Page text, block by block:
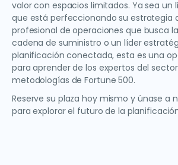
valor con espacios limitados. Ya sea un
que está perfeccionando su estrategia
profesional de operaciones que busca
cadena de suministro o un líder
planificación conectada, esta es una
para aprender de los expertos del
metodologías de Fortune 500.
Reserve su plaza hoy mismo y únase a
para explorar el futuro de la